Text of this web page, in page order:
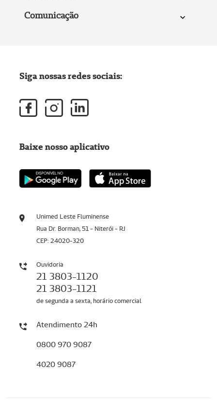
Comunicação
Unimed Leste Fluminense
Rua Dr. Borman, 51 - Niterói - RJ
CEP: 24020-320
Ouvidoria
21 3803-1120
21 3803-1121
de segunda a sexta, horário comercial
Atendimento 24h
0800 970 9087
4020 9087
Siga nossas redes sociais:
Baixe nosso aplicativo